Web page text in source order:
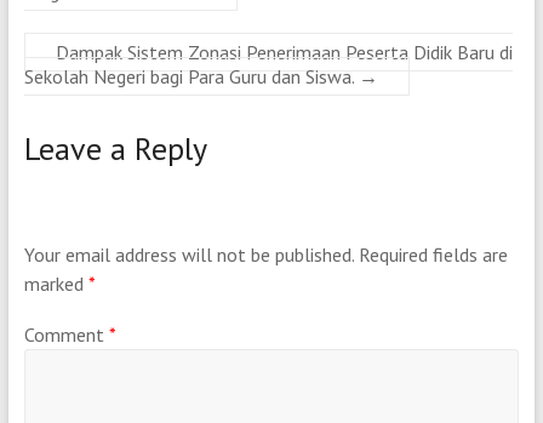
Dampak Sistem Zonasi Penerimaan Peserta Didik Baru di
Sekolah Negeri bagi Para Guru dan Siswa. →
Leave a Reply
Your email address will not be published. Required fields are
marked *
Comment *